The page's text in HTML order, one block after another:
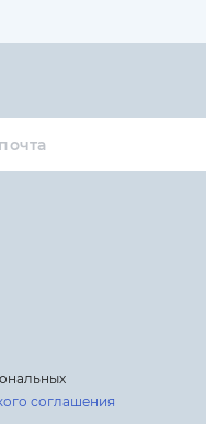
соглашения